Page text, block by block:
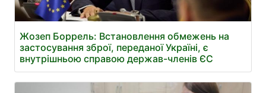
Жозеп Боррель: Встановлення обмежень на
застосування зброї, переданої Україні, є
внутрішньою справою держав-членів ЄС